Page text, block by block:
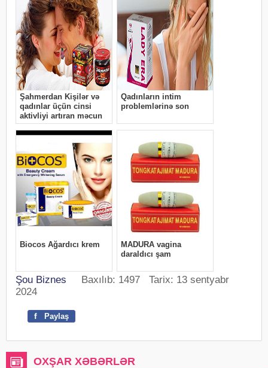
Şou Biznes Baxılıb: 1497 Tarix: 13 sentyabr
2024
f Paylaş
OXŞAR XƏBƏRLƏR